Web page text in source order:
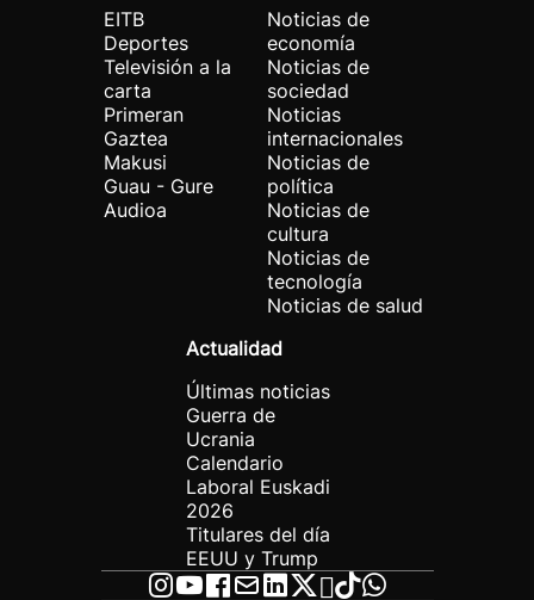
EITB
Deportes
Televisión a la
carta
Primeran
Gaztea
Makusi
Guau - Gure
Audioa
Noticias de
economía
Noticias de
sociedad
Noticias
internacionales
Noticias de
política
Noticias de
cultura
Noticias de
tecnología
Noticias de salud
Actualidad
Últimas noticias
Guerra de
Ucrania
Calendario
Laboral Euskadi
2026
Titulares del día
EEUU y Trump